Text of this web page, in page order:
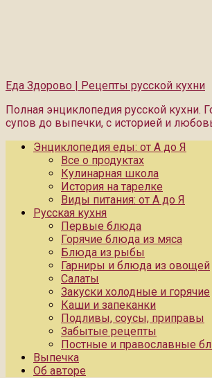
Еда Здорово | Рецепты русской кухни
Полная энциклопедия русской кухни.
супов до выпечки, с историей и
Энциклопедия еды: от А до Я
Все о продуктах
Кулинарная школа
История на тарелке
Виды питания: от А до Я
Русская кухня
Первые блюда
Горячие блюда из мяса
Блюда из рыбы
Гарниры и блюда из овощей
Салаты
Закуски холодные и горячие
Каши и запеканки
Подливы, соусы, приправы
Забытые рецепты
Постные и православные
Выпечка
Об авторе